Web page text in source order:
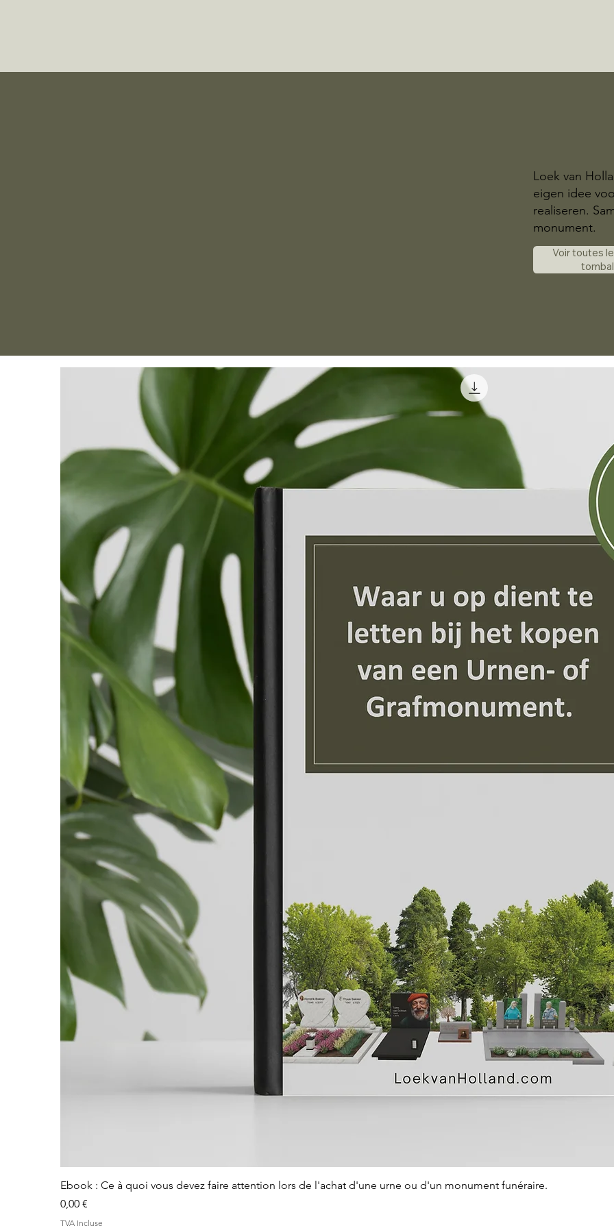
Loek van
eigen idee
realiseren.
monument.
Voir toutes
Aperçu rapide
Ebook : Ce à quoi vous devez faire attention lors de l'achat d'une urne ou d'un monument funéraire.
Prix
0,00 €
TVA Incluse